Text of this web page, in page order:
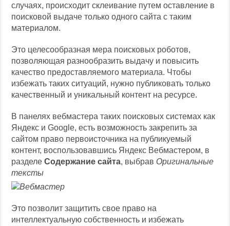
случаях, происходит склеивание путем оставление в
поисковой выдаче только одного сайта с таким
материалом.
Это целесообразная мера поисковых роботов,
позволяющая разнообразить выдачу и повысить
качество предоставляемого материала. Чтобы
избежать таких ситуаций, нужно публиковать только
качественный и уникальный контент на ресурсе.
В панелях вебмастера таких поисковых системах как
Яндекс и Google, есть возможность закрепить за
сайтом право первоисточника на публикуемый
контент, воспользовавшись Яндекс Вебмастером, в
разделеСодержание сайта, выбрав Оригинальные
тексты
Это позволит защитить свое право на
интеллектуальную собственность и избежать